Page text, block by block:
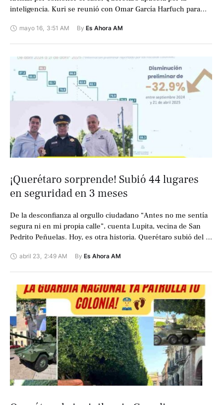
inteligencia. Kuri se reunió con Omar García Harfuch para
mayo 16, 3:51 AM By Es Ahora AM
¡Querétaro sorprende! Subió 44 lugares
en seguridad en 3 meses
De la desconfianza al orgullo ciudadano “Antes no me sentía
segura ni en mi propia calle”, cuenta Lupita, vecina de San
Pedrito Peñuelas. Hoy, es otra historia. Querétaro subió del …
abril 23, 2:49 AM By Es Ahora AM